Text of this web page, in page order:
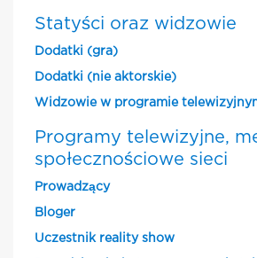
Statyści oraz widzowie
Dodatki (gra)
Dodatki (nie aktorskie)
Widzowie w programie
Programy telewizyjne,
społecznościowe sieci
Prowadzący
Bloger
Uczestnik reality show